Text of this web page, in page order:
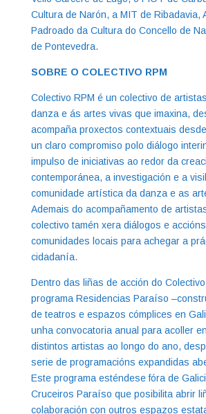
Cultura de Narón, a MIT de Ribadavia,
Padroado da Cultura do Concello de
de Pontevedra.
SOBRE O COLECTIVO RPM
Colectivo RPM é un colectivo de
danza e ás artes vivas que imaxina,
acompaña proxectos contextuais
un claro compromiso polo diálogo
impulso de iniciativas ao redor da
contemporánea, a investigación e a
comunidade artística da danza e as
Ademais do acompañamento de
colectivo tamén xera diálogos e
comunidades locais para achegar a
cidadanía.
Dentro das liñas de acción do
programa Residencias Paraíso
de teatros e espazos cómplices en
unha convocatoria anual para acoller
distintos artistas ao longo do ano,
serie de programacións expandidas
Este programa esténdese fóra de
Cruceiros Paraíso que posibilita abrir
colaboración con outros espazos